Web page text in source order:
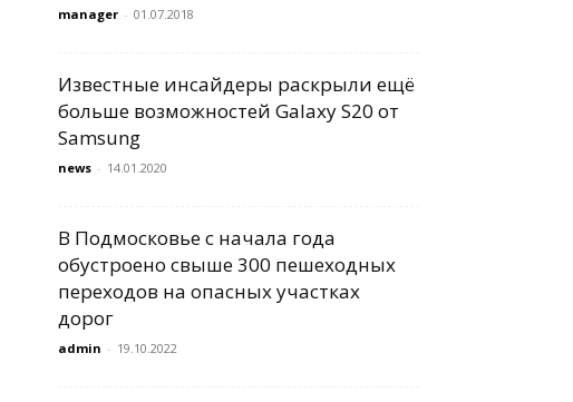
manager - 01.07.2018
Известные инсайдеры раскрыли ещё
больше возможностей Galaxy S20 от
Samsung
news - 14.01.2020
В Подмосковье с начала года
обустроено свыше 300 пешеходных
переходов на опасных участках
дорог
admin - 19.10.2022